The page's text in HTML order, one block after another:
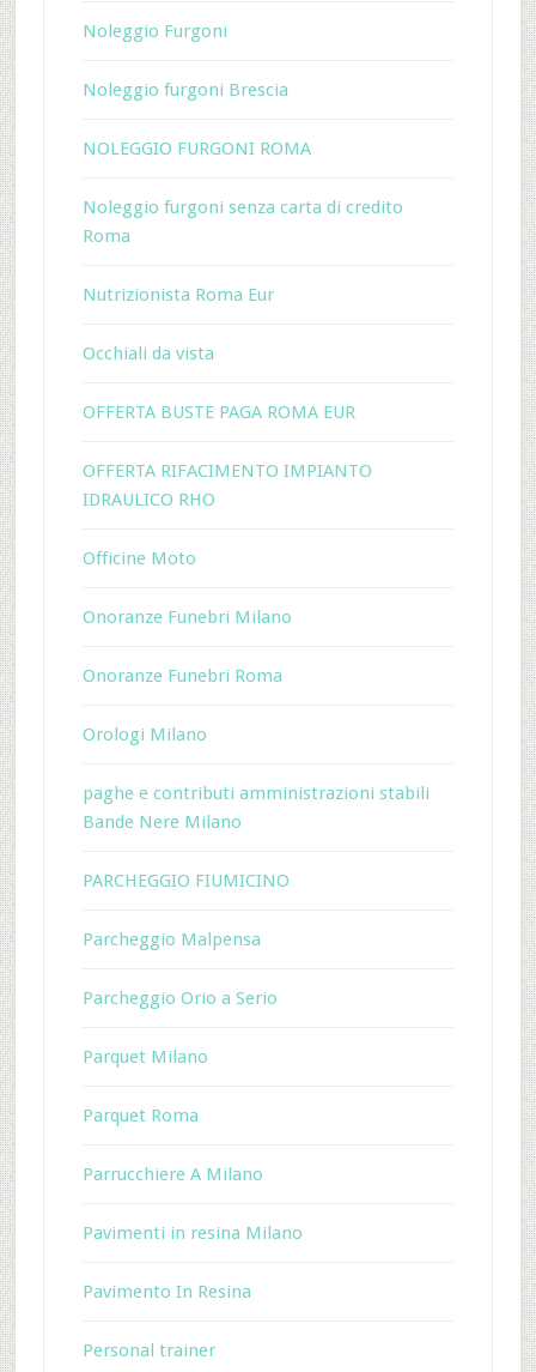
Noleggio Furgoni
Noleggio furgoni Brescia
NOLEGGIO FURGONI ROMA
Noleggio furgoni senza carta di credito
Roma
Nutrizionista Roma Eur
Occhiali da vista
OFFERTA BUSTE PAGA ROMA EUR
OFFERTA RIFACIMENTO IMPIANTO
IDRAULICO RHO
Officine Moto
Onoranze Funebri Milano
Onoranze Funebri Roma
Orologi Milano
paghe e contributi amministrazioni stabili
Bande Nere Milano
PARCHEGGIO FIUMICINO
Parcheggio Malpensa
Parcheggio Orio a Serio
Parquet Milano
Parquet Roma
Parrucchiere A Milano
Pavimenti in resina Milano
Pavimento In Resina
Personal trainer